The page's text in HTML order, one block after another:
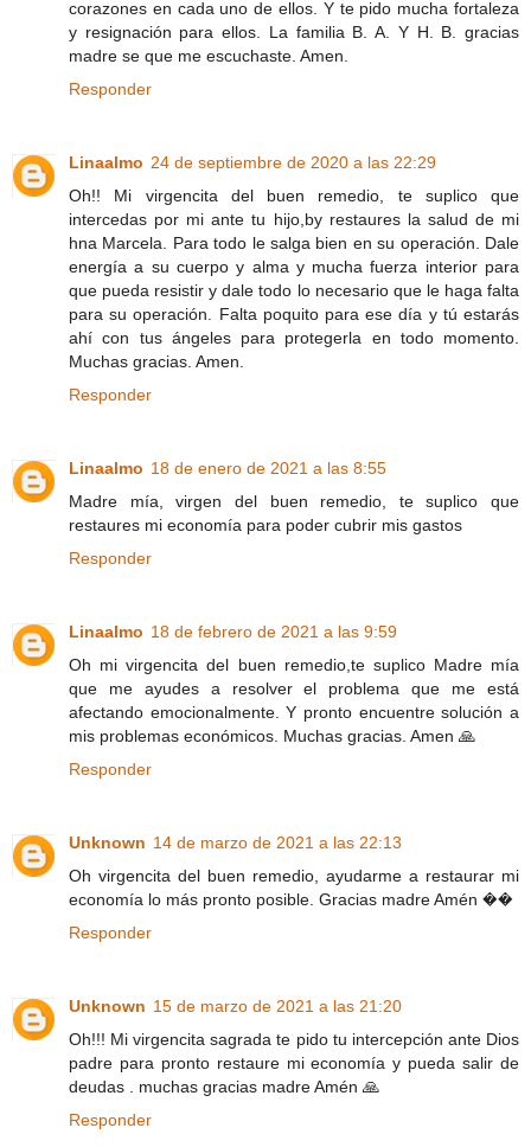
corazones en cada uno de ellos. Y te pido mucha fortaleza
y resignación para ellos. La familia B. A. Y H. B. gracias
madre se que me escuchaste. Amen.
Responder
Linaalmo 24 de septiembre de 2020 a las 22:29
Oh!! Mi virgencita del buen remedio, te suplico que
intercedas por mi ante tu hijo,by restaures la salud de mi
hna Marcela. Para todo le salga bien en su operación. Dale
energía a su cuerpo y alma y mucha fuerza interior para
que pueda resistir y dale todo lo necesario que le haga falta
para su operación. Falta poquito para ese día y tú estarás
ahí con tus ángeles para protegerla en todo momento.
Muchas gracias. Amen.
Responder
Linaalmo 18 de enero de 2021 a las 8:55
Madre mía, virgen del buen remedio, te suplico que
restaures mi economía para poder cubrir mis gastos
Responder
Linaalmo 18 de febrero de 2021 a las 9:59
Oh mi virgencita del buen remedio,te suplico Madre mía
que me ayudes a resolver el problema que me está
afectando emocionalmente. Y pronto encuentre solución a
mis problemas económicos. Muchas gracias. Amen 🙏
Responder
Unknown 14 de marzo de 2021 a las 22:13
Oh virgencita del buen remedio, ayudarme a restaurar mi
economía lo más pronto posible. Gracias madre Amén ��
Responder
Unknown 15 de marzo de 2021 a las 21:20
Oh!!! Mi virgencita sagrada te pido tu intercepción ante Dios
padre para pronto restaure mi economía y pueda salir de
deudas . muchas gracias madre Amén 🙏
Responder